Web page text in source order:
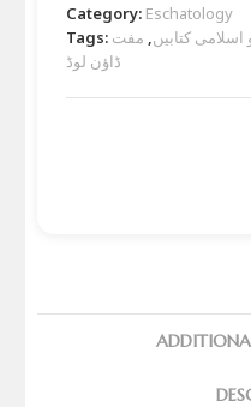
Category: Eschatology
Tags:
اسلامی کتابیں, مفت PDF
ڈاؤن لوڈ